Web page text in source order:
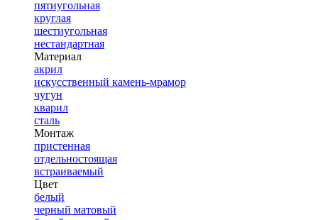
пятиугольная
круглая
шестиугольная
нестандартная
Материал
акрил
искусственный камень-мрамор
чугун
кварил
сталь
Монтаж
пристенная
отдельностоящая
встраиваемый
Цвет
белый
черный матовый